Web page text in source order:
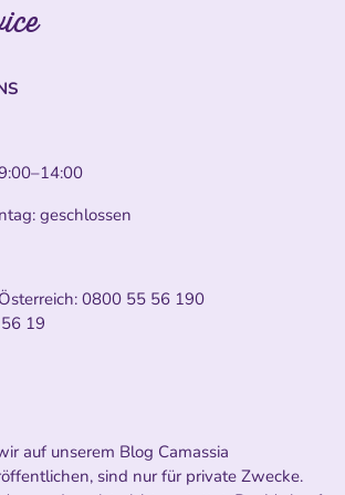
geschlossen
0800 55 56 190
19
auf unserem Blog Camassia
sind nur für private Zwecke.